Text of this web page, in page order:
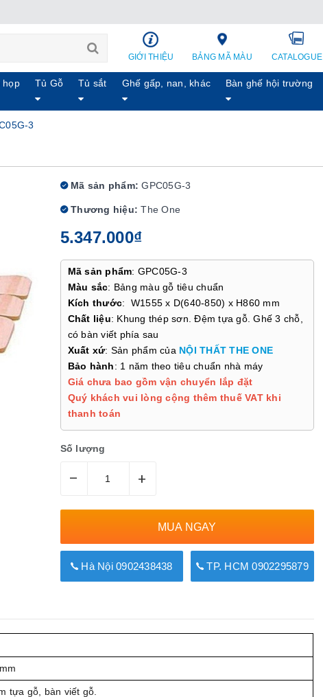
GIỚI THIỆU BẢNG MÃ MÀU CATALOGUE
họp Tủ Gỗ Tủ sắt Ghế gấp, nan, khác Bàn ghế hội trường
3
Mã sản phẩm: GPC05G-3
Thương hiệu: The One
5.347.000₫
Mã sản phẩm: GPC05G-3
Màu sắc: Bảng màu gỗ tiêu chuẩn
Kích thước: W1555 x D(640-850) x H860 mm
Chất liệu: Khung thép sơn. Đệm tựa gỗ. Ghế 3 chỗ,
có bàn viết phía sau
Xuất xứ: Sản phẩm của NỘI THẤT THE ONE
Bảo hành: 1 năm theo tiêu chuẩn nhà máy
Giá chưa bao gồm vận chuyển lắp đặt
Quý khách vui lòng cộng thêm thuế VAT khi
thanh toán
Số lượng
– +
MUA NGAY
Hà Nội 0902438438 TP. HCM 0902295879
tựa gỗ, bàn viết gỗ.